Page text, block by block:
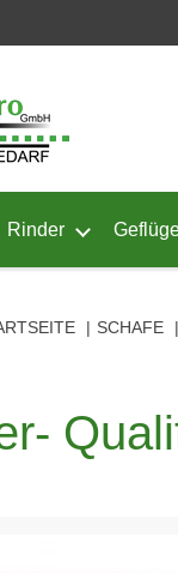
von
Rinder Untermenü
SCHAFE